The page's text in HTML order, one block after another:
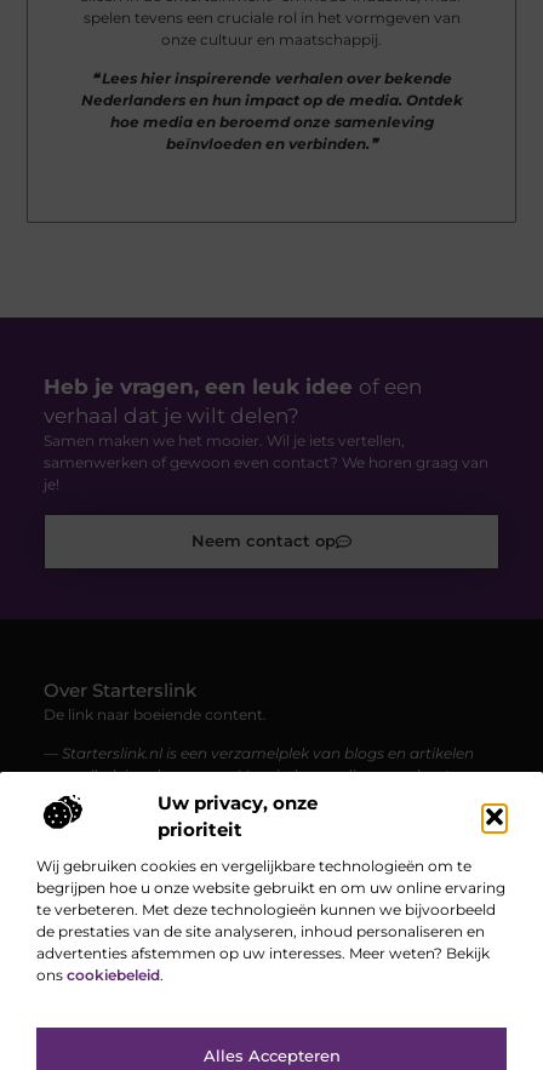
Uw privacy, onze
prioriteit
Wij gebruiken cookies en vergelijkbare technologieën om te
begrijpen hoe u onze website gebruikt en om uw online ervaring
te verbeteren. Met deze technologieën kunnen we bijvoorbeeld
de prestaties van de site analyseren, inhoud personaliseren en
advertenties afstemmen op uw interesses. Meer weten? Bekijk
ons cookiebeleid.
Alles Accepteren
spelen tevens een cruciale rol in het vormgeven van
onze cultuur en maatschappij.
❝ Lees hier inspirerende verhalen over bekende
Nederlanders en hun impact op de media. Ontdek
hoe media en beroemd onze samenleving
beïnvloeden en verbinden.❞
Heb je vragen, een leuk idee of een
verhaal dat je wilt delen?
Samen maken we het mooier. Wil je iets vertellen,
samenwerken of gewoon even contact? We horen graag van
je!
Neem contact op
Over Starterslink
De link naar boeiende content.
— Starterslink.nl is een verzamelplek van blogs en artikelen
over allerlei onderwerpen. Voor iedereen die graag leest,
ontdekt en geïnspireerd wordt.
Bericht categorie
Onze informatie